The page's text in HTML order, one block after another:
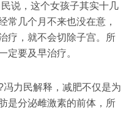
说，这个女孩子其实十几
常几个月不来也没在意，
疗，就不会切除子宫。所
定要及早治疗。
力民解释，减肥不仅是为
是分泌雌激素的前体，所